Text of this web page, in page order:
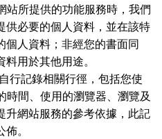
站所提供的功能服務時，我們
供必要的個人資料，並在該特
個人資料；非經您的書面同
用於其他用途。
行記錄相關行徑，包括您使
時間、使用的瀏覽器、瀏覽及
升網站服務的參考依據，此記
。